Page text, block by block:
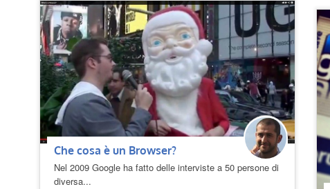
Che cosa è un Browser?
Nel 2009 Google ha fatto delle interviste a 50 persone di
diversa...